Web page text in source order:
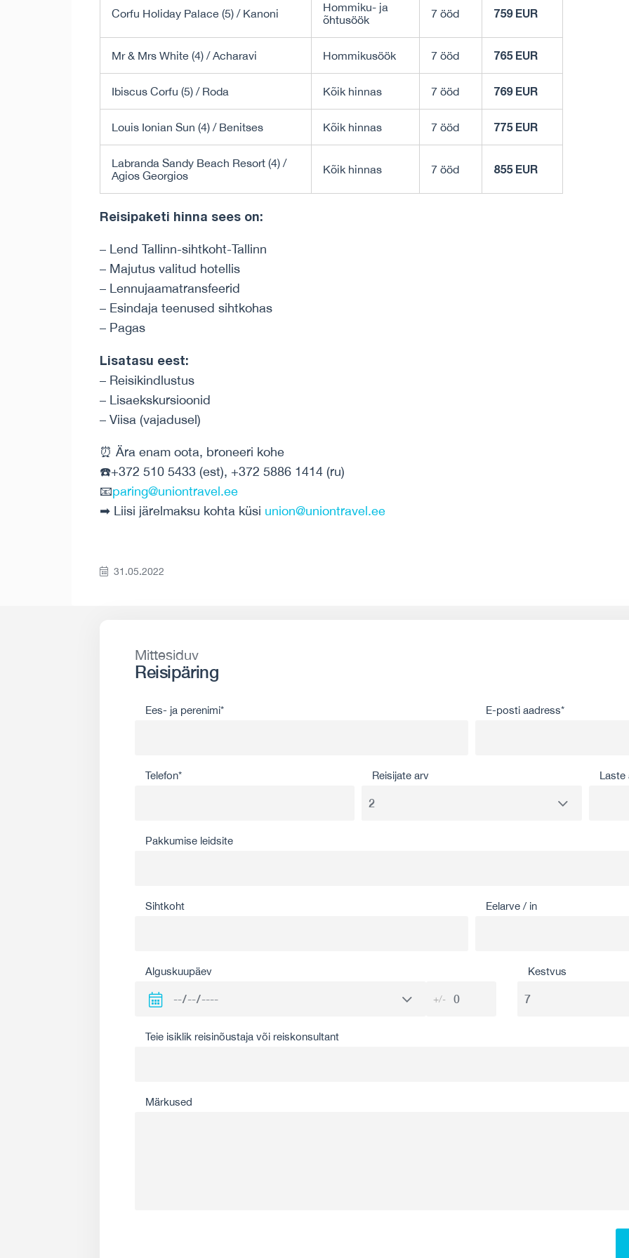
Corfu Holiday Palace (5) / Kanoni
Hommiku- ja
õhtusöök
7 ööd 759 EUR
Mr & Mrs White (4) / Acharavi Hommikusöök 7 ööd 765 EUR
Ibiscus Corfu (5) / Roda Kõik hinnas 7 ööd 769 EUR
Louis Ionian Sun (4) / Benitses Kõik hinnas 7 ööd 775 EUR
Labranda Sandy Beach Resort (4) /
Agios Georgios
Kõik hinnas 7 ööd 855 EUR
Reisipaketi hinna sees on:
– Lend Tallinn-sihtkoht-Tallinn
– Majutus valitud hotellis
– Lennujaamatransfeerid
– Esindaja teenused sihtkohas
– Pagas
Lisatasu eest:
– Reisikindlustus
– Lisaekskursioonid
– Viisa (vajadusel)
⏰ Ära enam oota, broneeri kohe
☎️+372 510 5433 (est), +372 5886 1414 (ru)
📧paring@uniontravel.ee
➡ Liisi järelmaksu kohta küsi union@uniontravel.ee
31.05.2022
Mittesiduv
Reisipäring
Ees- ja perenimi* E-posti aadress*
Telefon* Reisijate arv Laste
Pakkumise leidsite
Sihtkoht Eelarve / in
Alguskuupäev
+/-
Kestvus
Teie isiklik reisinõustaja või reiskonsultant
Märkused